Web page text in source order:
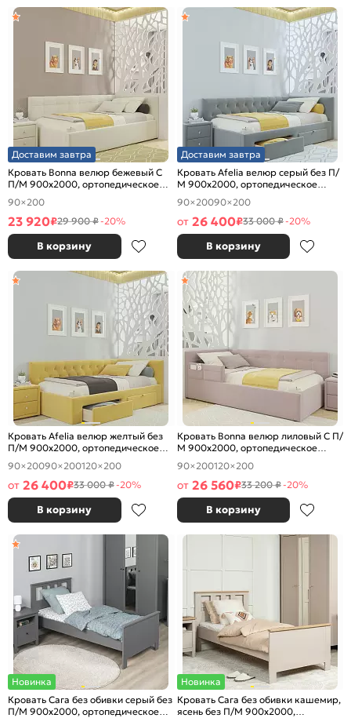
Доставим завтра
Кровать Bonna велюр бежевый С
П/М 900x2000, ортопедическое
основание, изголовье мягкое
90×200
23 920₽29 900 ₽-20%
В корзину
Доставим завтра
Кровать Afelia велюр серый без П/
М 900x2000, ортопедическое
основание, изголовье мягкое
90×20090×200
от 26 400₽33 000 ₽-20%
В корзину
Кровать Afelia велюр желтый без
П/М 900x2000, ортопедическое
основание, изголовье мягкое
90×20090×200120×200
от 26 400₽33 000 ₽-20%
В корзину
Кровать Bonna велюр лиловый С П/
М 900x2000, ортопедическое
основание, изголовье мягкое
90×200120×200
от 26 560₽33 200 ₽-20%
В корзину
Новинка
Кровать Сага без обивки серый без
П/М 900x2000, ортопедическое
Новинка
Кровать Сага без обивки кашемир,
ясень без П/М 900x2000,